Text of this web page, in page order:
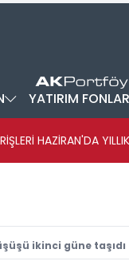
YATIRIM
HAZİRAN'DA
ikinci güne taşıdı